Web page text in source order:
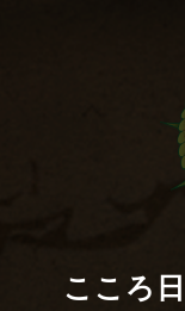
こころ